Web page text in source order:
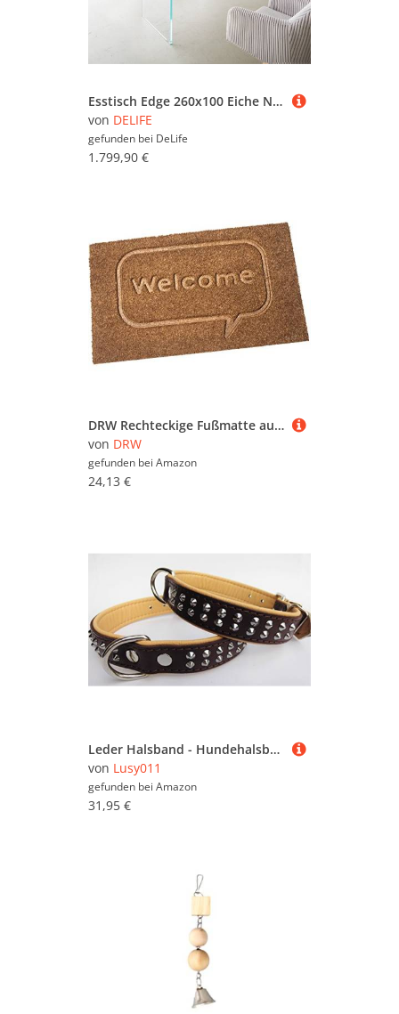
Esstisch Edge 260x100 Eiche Natur Glas Live-Edge
von DELIFE
gefunden bei DeLife
1.799,90 €
DRW Rechteckige Fußmatte aus Kokosfaser mit Welcome-Logo in Natur, 40 x 75 cm, Mehrfarbig, estandar
von DRW
gefunden bei Amazon
24,13 €
Leder Halsband - Hundehalsband, Nieten, Halsumfang 39-46cm, 42-50cm, Echt Leder; Braun-Natur, NEU (Halsumfang 39-46cm/53cm)
von Lusy011
gefunden bei Amazon
31,95 €